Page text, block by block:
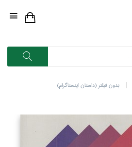
بدون فيلتر (داستان اينستاگرام)